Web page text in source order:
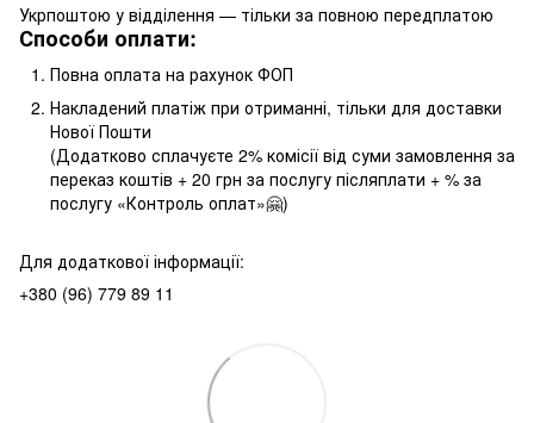
Укрпоштою у відділення — тільки за повною передплатою
Способи оплати:
Повна оплата на рахунок ФОП
Накладений платіж при отриманні, тільки для доставки
Нової Пошти
(Додатково сплачуєте 2% комісії від суми замовлення за
переказ коштів + 20 грн за послугу післяплати + % за
послугу «Контроль оплат»🤗)
Для додаткової інформації:
+380 (96) 779 89 11